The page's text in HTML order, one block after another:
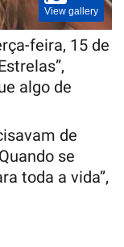
View gallery
feira, 15 de
algo de
de
se
toda a vida”,